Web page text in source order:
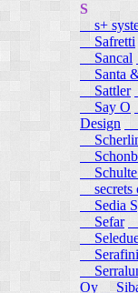
S
s+
Safretti
Sancal
Santa
Sattler
Say O
Design
Schulte
secrets
Sedia
Sefar
Serafini
Oy